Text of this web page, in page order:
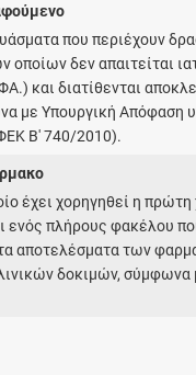
που περιέχουν
οποίων δεν απαιτείται
και διατίθενται
με Υπουργική Απόφαση
Β' 740/2010).
έχει χορηγηθεί η πρώτη
ενός πλήρους φακέλου
αποτελέσματα των
δοκιμών, σύμφωνα